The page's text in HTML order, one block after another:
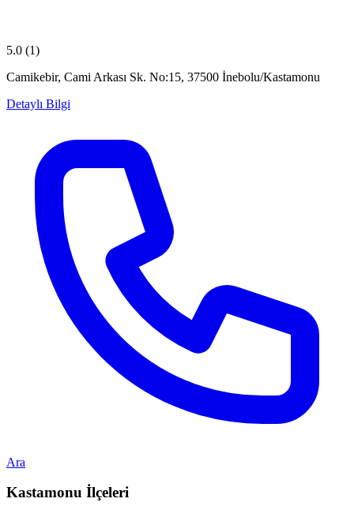
5.0 (1)
Camikebir, Cami Arkası Sk. No:15, 37500 İnebolu/Kastamonu
Detaylı Bilgi
Ara
Kastamonu İlçeleri